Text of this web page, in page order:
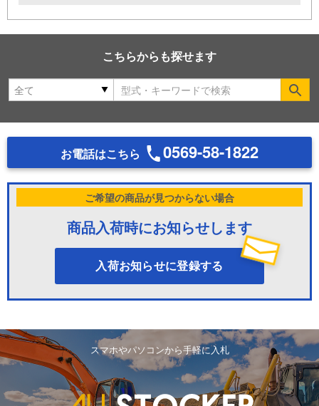
こちらからも探せます
お電話はこちら 0569-58-1822
ご希望の商品が見つからない場合
商品入荷時にお知らせします
入荷お知らせに登録する
スマホやパソコンから手軽に入札